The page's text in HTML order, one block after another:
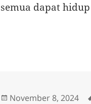
semua dapat
Posted
November 8, 2024